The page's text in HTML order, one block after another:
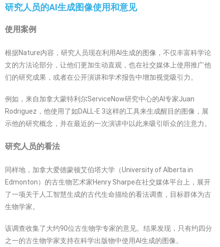
研究人员的AI生成图像使用和意见
使用案例
根据Nature内容，研究人员现在利用AI生成的图像，不仅丰富科学论
文的方法论部分，让他们更加生动直观，也在社交媒体上使用推广他
们的研究成果，或者在公开演讲和学术报告中增加视觉吸引力。
例如，来自加拿大蒙特利尔ServiceNow研究中心的AI专家Juan
Rodriguez，他使用了如DALL-E 3这样的工具来生成醒目的图像，展
示他的研究概念，并在最近的一次演讲中以此来吸引听众的注意力。
研究人员的看法
同样地，加拿大爱德蒙顿艾伯塔大学（University of Alberta in
Edmonton）的古生物艺术家Henry Sharpe在社交媒体平台上，展开
了一项关于人工智慧生成的古代生命描绘的看法调查，目标群体为古
生物学家。
该调查收集了大约90位古生物学专家的意见。结果发现，只有约四分
之一的古生物学家支持在科学出版物中使用AI生成的图像。